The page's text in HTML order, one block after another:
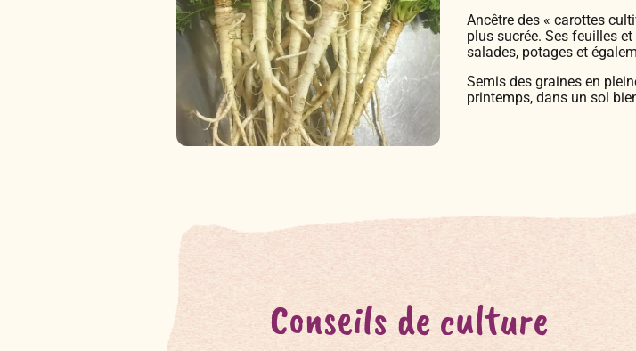
Ancêtre des « carottes
plus sucrée. Ses feuilles
salades, potages et
Semis des graines en
printemps, dans un sol
Conseils de culture